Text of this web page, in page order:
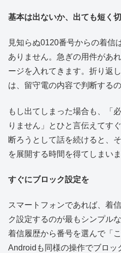
基本は出ないか、出ても短く
見知らぬ0120番号からの着信
ありません。急ぎの用件があ
ージを入れてきます。折り返
は、留守電の内容で判断する
もし出てしまった場合も、「
りません」とひと言伝えてす
断ろうとして話を続けると、
を展開する時間を得てしまいま
すぐにブロック設定を
スマートフォンであれば、着
ク設定するのが最もシンプル
着信履歴から番号を選んで「
Androidも同様の操作でブロッ